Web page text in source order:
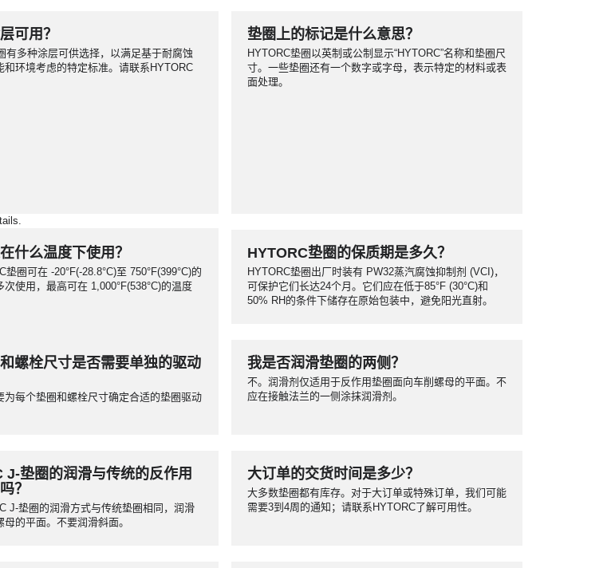
可用？
有多种涂层可供选择，以满足基于耐腐蚀
和环境考虑的特定标准。请联系HYTORC
可用？
有多种涂层可供选择，以满足基于耐腐蚀
和环境考虑的特定标准。请联系HYTORC
垫圈上的标记是什么意思？
HYTORC垫圈以英制或公制显示“HYTORC”名称和垫圈尺
寸。一些垫圈还有一个数字或字母，表示特定的材料或表
面处理。
什么温度下使用？
垫圈可在 -20°F(-28.8°C)至 750°F(399°C)的
次使用，最高可在 1,000°F(538°C)的温度
HYTORC垫圈的保质期是多久？
HYTORC垫圈出厂时装有 PW32蒸汽腐蚀抑制剂 (VCI)，
可保护它们长达24个月。它们应在低于85°F (30°C)和
50% RH的条件下储存在原始包装中，避免阳光直射。
螺栓尺寸是否需要单独的驱动
为每个垫圈和螺栓尺寸确定合适的垫圈驱动
我是否润滑垫圈的两侧？
不。润滑剂仅适用于反作用垫圈面向车削螺母的平面。不
应在接触法兰的一侧涂抹润滑剂。
J-垫圈的润滑与传统的反作用
？
J-垫圈的润滑方式与传统垫圈相同，润滑
母的平面。不要润滑斜面。
大订单的交货时间是多少？
大多数垫圈都有库存。对于大订单或特殊订单，我们可能
需要3到4周的通知；请联系HYTORC了解可用性。